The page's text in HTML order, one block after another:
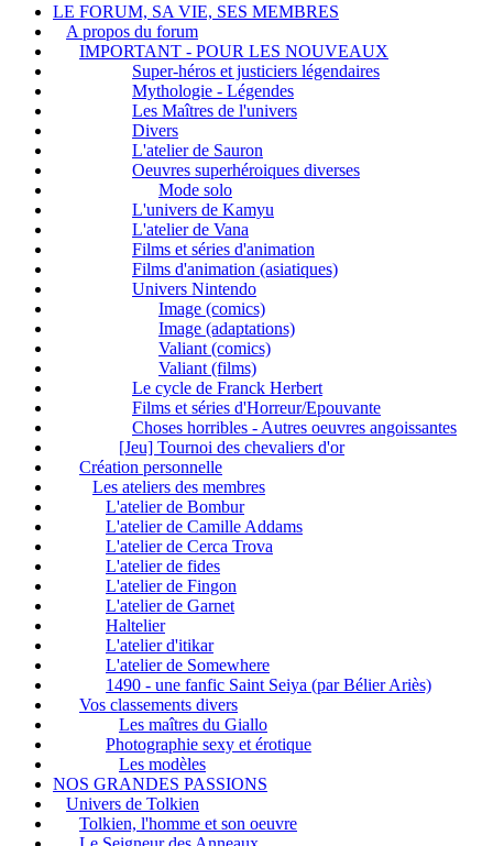
LE FORUM, SA VIE, SES MEMBRES
A propos du forum
IMPORTANT - POUR LES NOUVEAUX
Super-héros et justiciers légendaires
Mythologie - Légendes
Les Maîtres de l'univers
Divers
L'atelier de Sauron
Oeuvres superhéroiques diverses
Mode solo
L'univers de Kamyu
L'atelier de Vana
Films et séries d'animation
Films d'animation (asiatiques)
Univers Nintendo
Image (comics)
Image (adaptations)
Valiant (comics)
Valiant (films)
Le cycle de Franck Herbert
Films et séries d'Horreur/Epouvante
Choses horribles - Autres oeuvres angoissantes
[Jeu] Tournoi des chevaliers d'or
Création personnelle
Les ateliers des membres
L'atelier de Bombur
L'atelier de Camille Addams
L'atelier de Cerca Trova
L'atelier de fides
L'atelier de Fingon
L'atelier de Garnet
Haltelier
L'atelier d'itikar
L'atelier de Somewhere
1490 - une fanfic Saint Seiya (par Bélier Ariès)
Vos classements divers
Les maîtres du Giallo
Photographie sexy et érotique
Les modèles
NOS GRANDES PASSIONS
Univers de Tolkien
Tolkien, l'homme et son oeuvre